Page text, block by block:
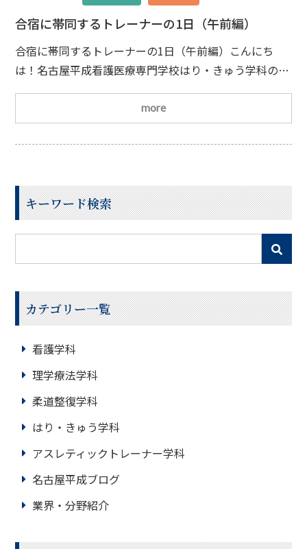
合宿に帯同するトレーナーの1日（午前編）
合宿に帯同するトレーナーの1日（午前編）こんにち
は！名古屋平成看護医療専門学校はり・きゅう学科の伊
藤です。今回は、鍼灸師・日本スポーツ協会公認アスレ
ティックトレーナーとして合宿に帯同したときの1日の
スケジュールをご紹介します！競技名や練習中の様子は
お伝えできずイメージが湧きづらいかもしれませんが、
事になりますのでご容赦ください！ちょっとニッチな内
容
more
キーワード検索
カテゴリー一覧
看護学科
理学療法学科
柔道整復学科
はり・きゅう学科
アスレティックトレーナー学科
名古屋平成ブログ
業界・分野紹介